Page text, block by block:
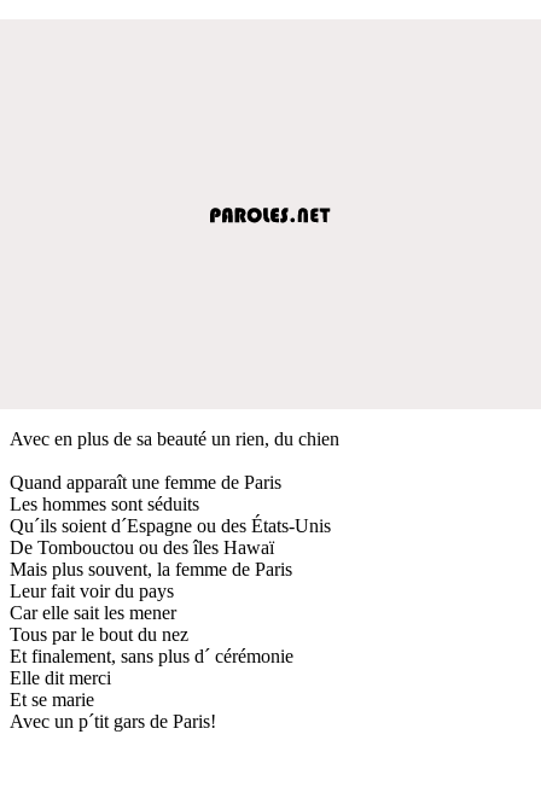
Avec en plus de sa beauté un rien, du chien
Quand apparaît une femme de Paris
Les hommes sont séduits
Qu´ils soient d´Espagne ou des États-Unis
De Tombouctou ou des îles Hawaï
Mais plus souvent, la femme de Paris
Leur fait voir du pays
Car elle sait les mener
Tous par le bout du nez
Et finalement, sans plus d´ cérémonie
Elle dit merci
Et se marie
Avec un p´tit gars de Paris!